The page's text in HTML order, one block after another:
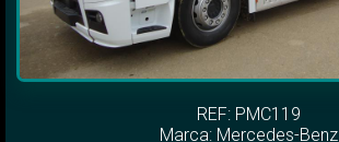
REF: PMC119
Marca: Mercedes-Benz